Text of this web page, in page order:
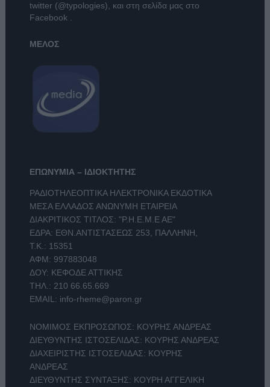
twitter (@typologies) , και στη σελίδα μας στο
Facebook
ΜΕΛΟΣ
ΕΠΩΝΥΜΙΑ – ΙΔΙΟΚΤΗΤΗΣ
ΡΑΔΙΟΤΗΛΕΟΠΤΙΚΑ ΗΛΕΚΤΡΟΝΙΚΑ ΕΚΔΟΤΙΚΑ
ΜΕΣΑ ΕΛΛΑΔΟΣ ΑΝΩΝΥΜΗ ΕΤΑΙΡΕΙΑ
ΔΙΑΚΡΙΤΙΚΟΣ ΤΙΤΛΟΣ: "Ρ.Η.Ε.Μ.Ε ΑΕ"
ΕΔΡΑ: ΕΘΝ.ΑΝΤΙΣΤΑΣΕΩΣ 253, ΠΑΛΛΗΝΗ,
Τ.Κ.: 15351
ΑΦΜ: 997883048
ΔΟΥ: ΚΕΦΟΔΕ ΑΤΤΙΚΗΣ
ΤΗΛ.: 210 66.65.669
EMAIL: info-rheme@paron.gr
ΝΟΜΙΜΟΣ ΕΚΠΡΟΣΩΠΟΣ: ΚΟΥΡΗΣ ΑΝΔΡΕΑΣ
ΔΙΕΥΘΥΝΤΗΣ ΙΣΤΟΣΕΛΙΔΑΣ: ΚΟΥΡΗΣ ΑΝΔΡΕΑΣ
ΔΙΑΧΕΙΡΙΣΤΗΣ ΙΣΤΟΣΕΛΙΔΑΣ: ΚΟΥΡΗΣ
ΑΝΔΡΕΑΣ
ΔΙΕΥΘΥΝΤΗΣ ΣΥΝΤΑΞΗΣ: ΚΟΥΡΗ ΑΓΓΕΛΙΚΗ